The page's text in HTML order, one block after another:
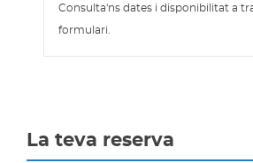
Consulta'ns dates i disponibilitat a
formulari.
La teva reserva